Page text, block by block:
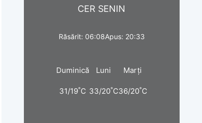
CER SENIN
Răsărit: 06:08Apus: 20:33
Duminică
31/19°C
Luni
33/20°C
Marți
36/20°C